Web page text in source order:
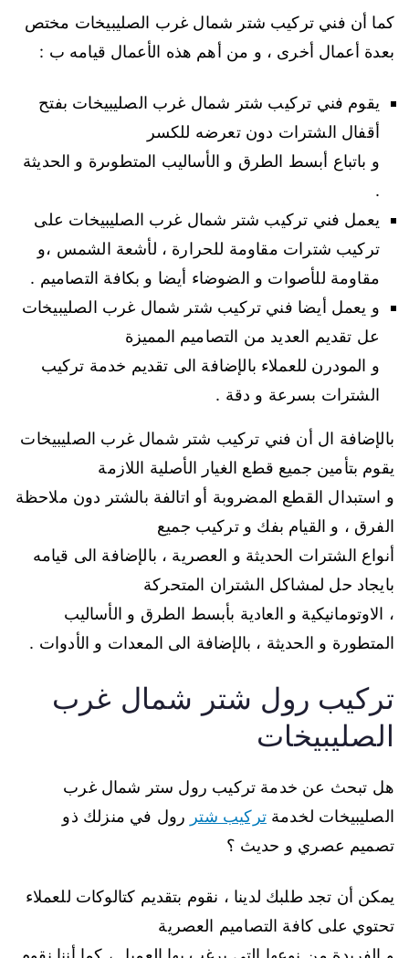
كما أن فني تركيب شتر شمال غرب الصليبيخات مختص
بعدة أعمال أخرى ، و من أهم هذه الأعمال قيامه ب :
يقوم فني تركيب شتر شمال غرب الصليبيخات بفتح
أقفال الشترات دون تعرضه للكسر
و باتباع أبسط الطرق و الأساليب المتطوىرة و الحديثة
.
يعمل فني تركيب شتر شمال غرب الصليبيخات على
تركيب شترات مقاومة للحرارة ، لأشعة الشمس ،و
مقاومة للأصوات و الضوضاء أيضا و بكافة التصاميم .
و يعمل أيضا فني تركيب شتر شمال غرب الصليبيخات
عل تقديم العديد من التصاميم المميزة
و المودرن للعملاء بالإضافة الى تقديم خدمة تركيب
الشترات بسرعة و دقة .
بالإضافة ال أن فني تركيب شتر شمال غرب الصليبيخات
يقوم بتأمين جميع قطع الغيار الأصلية اللازمة
و استبدال القطع المضروبة أو اتالفة بالشتر دون ملاحظة
الفرق ، و القيام بفك و تركيب جميع
أنواع الشترات الحديثة و العصرية ، بالإضافة الى قيامه
بايجاد حل لمشاكل الشتران المتحركة
، الاوتومانيكية و العادية بأبسط الطرق و الأساليب
المتطورة و الحديثة ، بالإضافة الى المعدات و الأدوات .
تركيب رول شتر شمال غرب
الصليبيخات
هل تبحث عن خدمة تركيب رول ستر شمال غرب
الصليبيخات لخدمةتركيب شتر رول في منزلك ذو
تصميم عصري و حديث ؟
يمكن أن تجد طلبك لدينا ، نقوم بتقديم كتالوكات للعملاء
تحتوي على كافة التصاميم العصرية